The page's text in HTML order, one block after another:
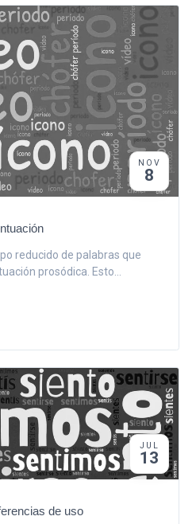
NOV
8
reducido de palabras que
prosódica. Esto...
JUL
13
de uso